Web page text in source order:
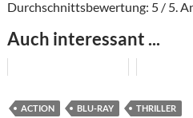
Durchschnittsbewertung: 5 / 5.
Auch interessant ...
ACTION BLU-RAY THRILLER